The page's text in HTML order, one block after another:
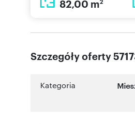
82,00 m
Szczegóły oferty
Kategoria